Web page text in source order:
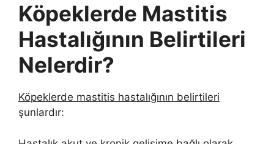
Köpeklerde Mastitis
Hastalığının Belirtileri
Nelerdir?
Köpeklerde mastitis hastalığının belirtileri
şunlardır: